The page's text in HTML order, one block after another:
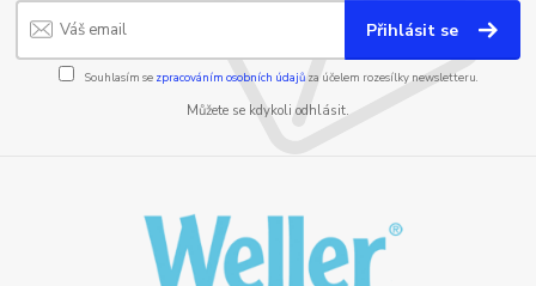
Přihlásit se
Souhlasím se zpracováním osobních údajůza účelem rozesílky newsletteru.
Můžete se kdykoli odhlásit.